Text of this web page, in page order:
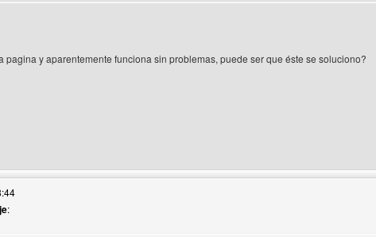
pagina y aparentemente funciona sin problemas, puede ser que éste se soluciono?
del autor: martinp
: